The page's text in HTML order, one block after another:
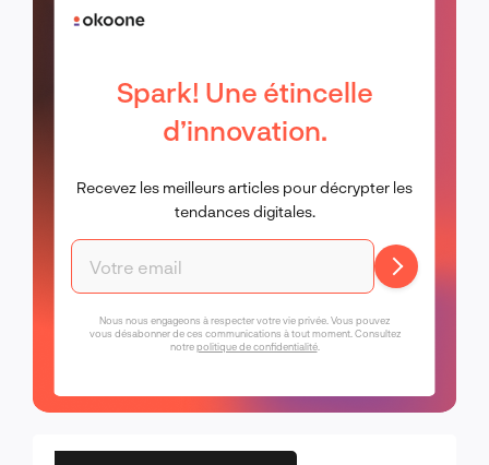
Spark! Une étincelle
d’innovation.
Recevez les meilleurs articles pour décrypter les
tendances digitales.
Nous nous engageons à respecter votre vie privée. Vous pouvez
vous désabonner de ces communications à tout moment. Consultez
notrepolitique de confidentialité.